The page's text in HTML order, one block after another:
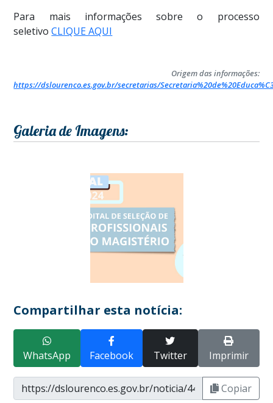
Para mais informações sobre o processo
seletivoCLIQUE AQUI
Origem das informações:
https://dslourenco.es.gov.br/secretarias/
Galeria de Imagens:
Compartilhar esta notícia:
WhatsApp Facebook Twitter Imprimir
Copiar